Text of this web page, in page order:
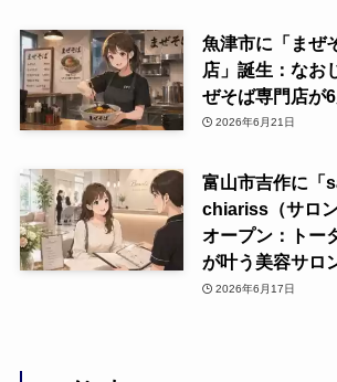
魚津市に「まぜ
店」誕生：なお
ぜそば専門店が
2026年6月21日
富山市吉作に「
chiariss（サロ
オープン：トー
が叶う美容サロ
2026年6月17日